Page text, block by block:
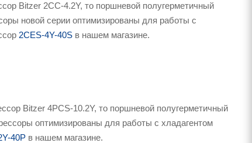
Bitzer 2CC-4.2Y, то поршневой полугерметичный
новой серии оптимизированы для работы с
2CES-4Y-40S в нашем магазине.
Bitzer 4PCS-10.2Y, то поршневой полугерметичный
оптимизированы для работы с хладагентом
40P в нашем магазине.